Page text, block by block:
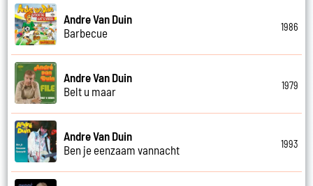
Andre Van Duin
Barbecue
1986
Andre Van Duin
Belt u maar
1979
Andre Van Duin
Ben je eenzaam vannacht
1993